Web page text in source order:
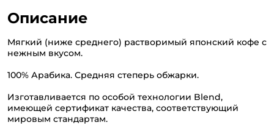
Описание
Мягкий (ниже среднего) растворимый японский кофе с
нежным вкусом.
100% Арабика. Средняя степерь обжарки.
Изготавливается по особой технологии Blend,
имеющей сертификат качества, соответствующий
мировым стандартам.